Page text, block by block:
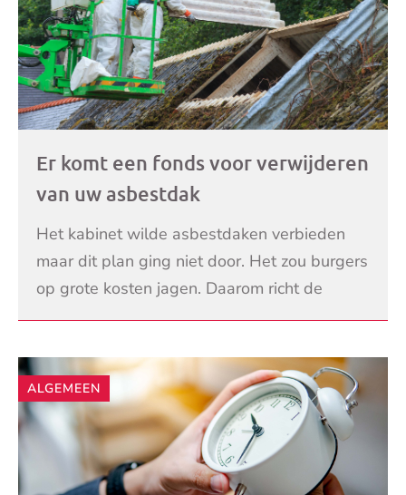
Er komt een fonds voor verwijderen
van uw asbestdak
Het kabinet wilde asbestdaken verbieden
maar dit plan ging niet door. Het zou burgers
op grote kosten jagen. Daarom richt de
regering nu een fonds op dat het
LEES VERDER
ALGEMEEN